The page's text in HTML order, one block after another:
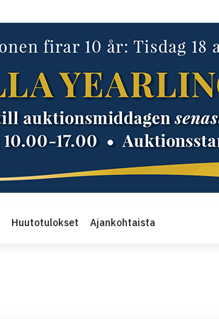
Huutotulokset Ajankohtaista